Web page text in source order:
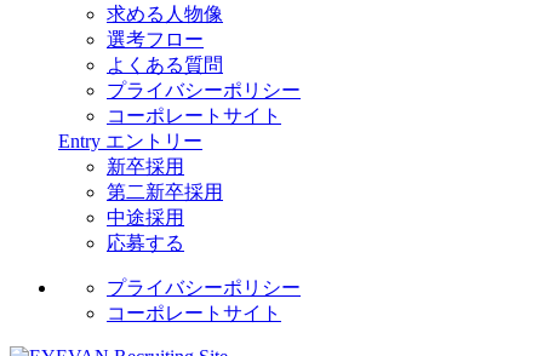
求める人物像
選考フロー
よくある質問
プライバシーポリシー
コーポレートサイト
Entry エントリー
新卒採用
第二新卒採用
中途採用
応募する
プライバシーポリシー
コーポレートサイト